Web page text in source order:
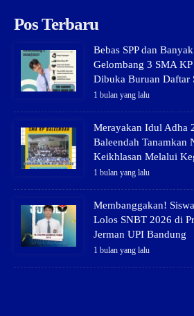
Pos Terbaru
Bebas SPP dan
Gelombang 3 SMA
Dibuka Buruan Daftar
1 bulan yang lalu
Merayakan Idul Adha
Baleendah Tanamkan
Keikhlasan Melalui
1 bulan yang lalu
Membanggakan!
Lolos SNBT 2026 di
Jerman UPI Bandung
1 bulan yang lalu